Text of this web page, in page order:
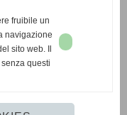
Policy
fruibile un
navigazione
sito web. Il
questi